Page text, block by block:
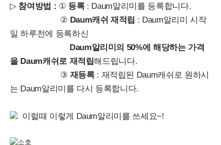
▷ 참여방법 : ① 등록: Daum알리미를 등록합니다.
② Daum캐쉬 재적립 : Daum알리미 시작
일 하루전에 등록하신
Daum알리미의 50%에 해당하는 가격
을 Daum캐쉬로 재적립해드립니다.
③ 재등록: 재적립된 Daum캐쉬로 원하시
는 Daum알리미를 다시 등록합니다.
이럴때 이렇게 Daum알리미를 쓰세요~!